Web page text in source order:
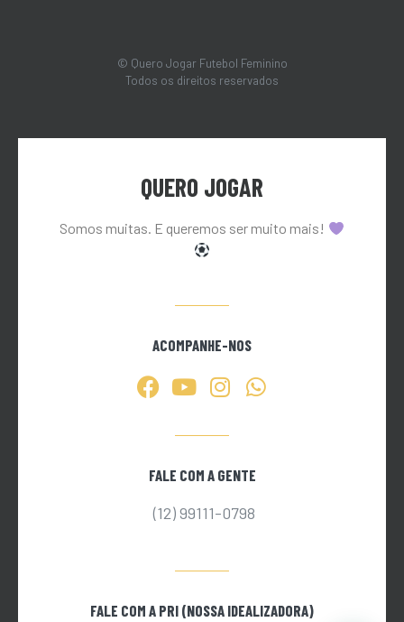
© Quero Jogar Futebol Feminino
Todos os direitos reservados
QUERO JOGAR
Somos muitas. E queremos ser muito mais!
ACOMPANHE-NOS
FALE COM A GENTE
(12) 99111-0798
FALE COM A PRI (NOSSA IDEALIZADORA)